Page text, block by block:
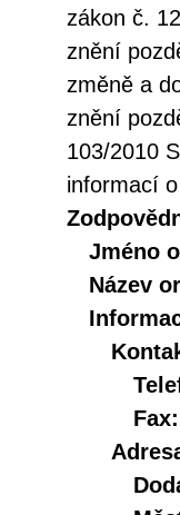
zákon č.
znění
změně a
znění
103/2010
informací
Jméno
Název
Fax: